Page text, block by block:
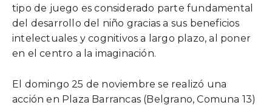
tipo de juego es considerado parte fundamental
del desarrollo del niño gracias a sus beneficios
intelectuales y cognitivos a largo plazo, al poner
en el centro a la imaginación.
El domingo 25 de noviembre se realizó una
acción en Plaza Barrancas (Belgrano, Comuna 13)